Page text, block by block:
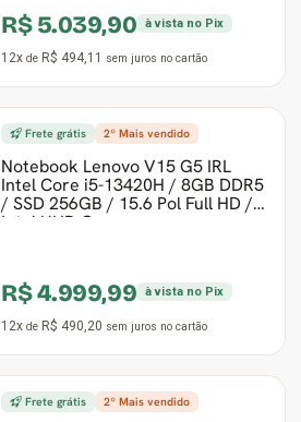
R$ 5.039,90 à vista no Pix
12x de R$ 494,11 sem juros no cartão
Frete grátis 2º Mais vendido
Notebook Lenovo V15 G5 IRL
Intel Core i5-13420H / 8GB DDR5
/ SSD 256GB / 15.6 Pol Full HD /
Intel UHD Gra
R$ 4.999,99 à vista no Pix
12x de R$ 490,20 sem juros no cartão
Frete grátis 2º Mais vendido